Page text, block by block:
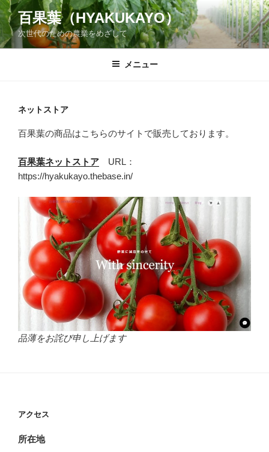
コ
ン
テ
ン
百果葉（HYAKUKAYO）
次世代のための農業をめざして
メニュー
ネットストア
百果葉の商品はこちらのサイトで販売しております。
百果葉ネットストア URL：
https://hyakukayo.thebase.in/
品薄をお詫び申し上げます
アクセス
所在地